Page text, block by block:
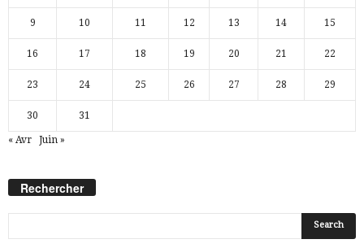
9 10 11 12 13 14 15
16 17 18 19 20 21 22
23 24 25 26 27 28 29
30 31
« Avr Juin »
Rechercher